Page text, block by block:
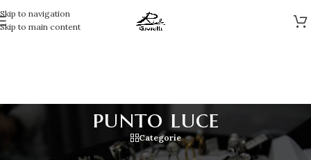
Skip to navigation
Skip to main content
punto luce
Categorie
Visualizzazione di 3 risultati